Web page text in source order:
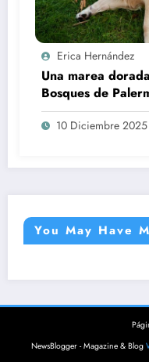
Erica Hernández
Una marea
Bosques de
mundiales y la
10 Diciembre 2025
You May Have
NewsBlogger - Magazine & Blog